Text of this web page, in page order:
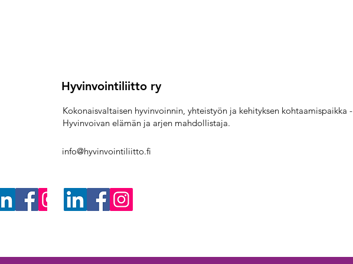
Hyvinvointiliitto ry
Kokonaisvaltaisen hyvinvoinnin, yhteistyön ja kehityksen kohtaamispaikka -
Hyvinvoivan elämän ja arjen mahdollistaja.
info@hyvinvointiliitto.fi